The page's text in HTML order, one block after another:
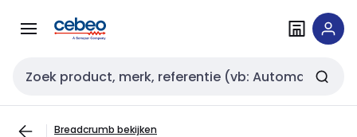
naar
naar
Zoekveld invoer
Breadcrumb bekijken